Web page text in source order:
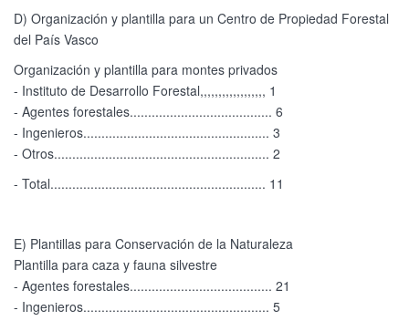
D) Organización y plantilla para un Centro de Propiedad Forestal
del País Vasco
Organización y plantilla para montes privados
- Instituto de Desarrollo Forestal,,,,,,,,,,,,,,,,,, 1
- Agentes forestales....................................... 6
- Ingenieros................................................... 3
- Otros........................................................... 2
- Total........................................................... 11
E) Plantillas para Conservación de la Naturaleza
Plantilla para caza y fauna silvestre
- Agentes forestales....................................... 21
- Ingenieros................................................... 5